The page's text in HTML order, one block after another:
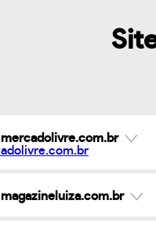
mercadolivre.com.br
magazineluiza.com.br